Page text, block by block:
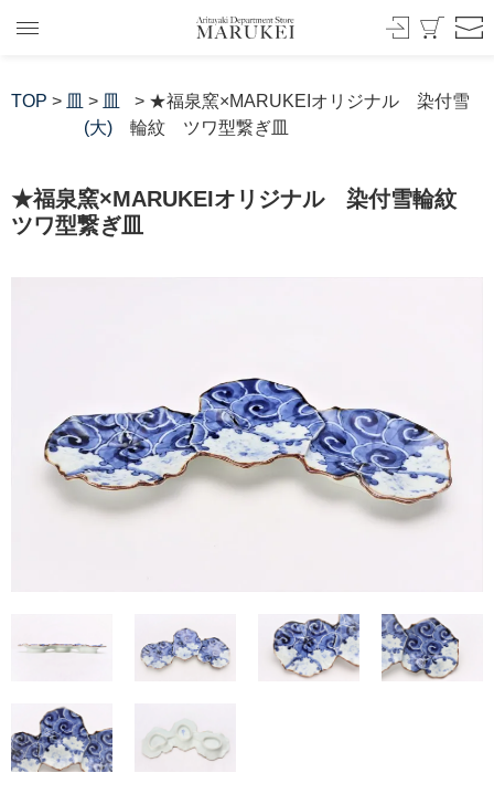
TOP > 皿 > 皿
(大)
> ★福泉窯×MARUKEIオリジナル 染付雪
輪紋 ツワ型繋ぎ皿
★福泉窯×MARUKEIオリジナル 染付雪輪紋
ツワ型繋ぎ皿